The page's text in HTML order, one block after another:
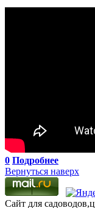
0 Подробнее
Вернуться наверх
Сайт для